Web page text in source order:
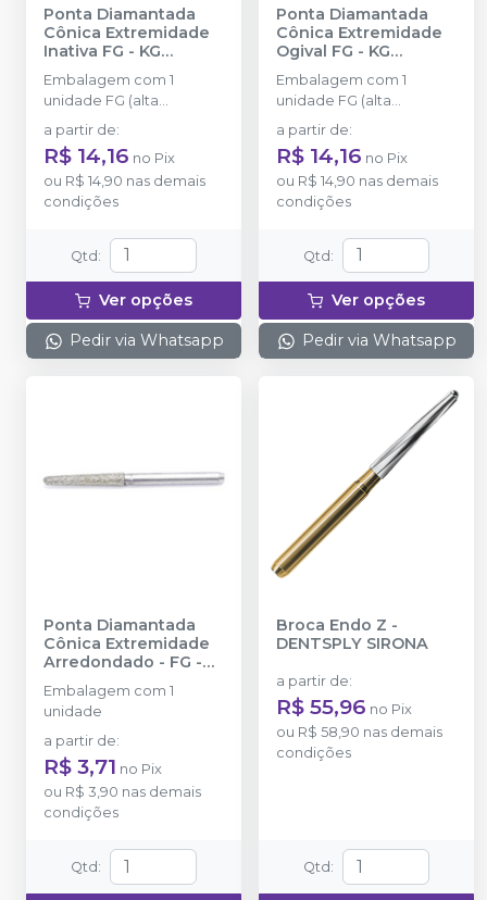
Ponta Diamantada
Cônica Extremidade
Inativa FG - KG
SORENSEN
Embalagem com 1
unidade FG (alta
rotação).
a partir de:
R$ 14,16 no Pix
ou R$ 14,90 nas demais
condições
Qtd:
Ver opções
Pedir via Whatsapp
Ponta Diamantada
Cônica Extremidade
Ogival FG - KG
SORENSEN
Embalagem com 1
unidade FG (alta
rotação).
a partir de:
R$ 14,16 no Pix
ou R$ 14,90 nas demais
condições
Qtd:
Ver opções
Pedir via Whatsapp
Ponta Diamantada
Cônica Extremidade
Arredondado - FG -
FAVA
Embalagem com 1
unidade
a partir de:
R$ 3,71 no Pix
ou R$ 3,90 nas demais
condições
Qtd :
Broca Endo Z -
DENTSPLY SIRONA
a partir de:
R$ 55,96 no Pix
ou R$ 58,90 nas demais
condições
Qtd :